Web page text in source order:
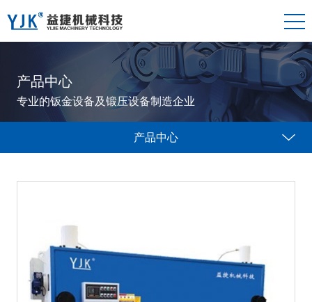
产品中心
专业的钣金设备及锻压设备制造企业
产品中心